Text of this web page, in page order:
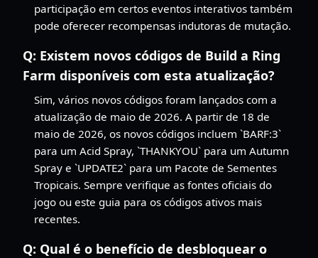
participação em certos eventos interativos também
pode oferecer recompensas indutoras de mutação.
Q: Existem novos códigos de Build a Ring
Farm disponíveis com esta atualização?
Sim, vários novos códigos foram lançados com a
atualização de maio de 2026. A partir de 18 de
maio de 2026, os novos códigos incluem `BARF:3`
para um Acid Spray, `THANKYOU` para um Autumn
Spray e `UPDATE2` para um Pacote de Sementes
Tropicais. Sempre verifique as fontes oficiais do
jogo ou este guia para os códigos ativos mais
recentes.
Q: Qual é o benefício de desbloquear o